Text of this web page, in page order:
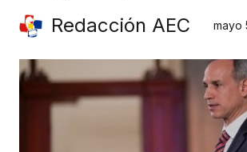
Redacción AEC mayo